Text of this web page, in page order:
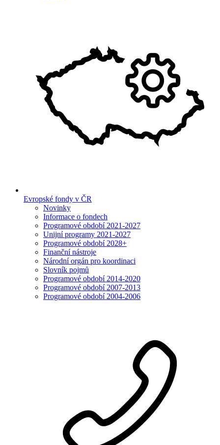
Evropské fondy v ČR
Novinky
Informace o fondech
Programové období 2021-2027
Unijní programy 2021-2027
Programové období 2028+
Finanční nástroje
Národní orgán pro koordinaci
Slovník pojmů
Programové období 2014-2020
Programové období 2007-2013
Programové období 2004-2006